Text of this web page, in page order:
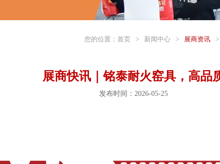
您的位置： 首页 > 新闻中心 > 展商资讯 >
展商快讯｜铭泰耐火窑具，高品
发布时间：2026-05-25